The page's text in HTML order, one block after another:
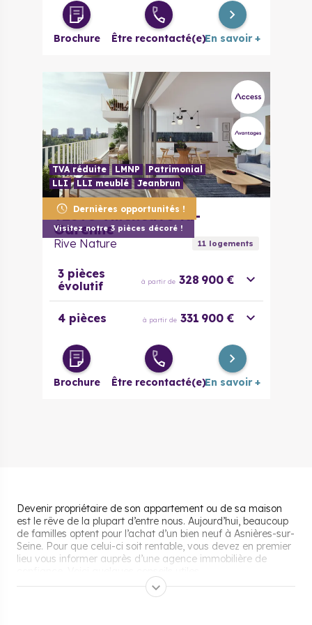
Brochure Être recontacté(e)En savoir +
Dernières opportunités !
Visitez notre 3 pièces décoré !
TVA réduite LMNP
Patrimonial
LLI
LLI meublé Jeanbrun
92390 Villeneuve-la-
Garenne
Rive Nature 11logements
3 pièces
évolutif
à partir de 328 900 €
4 pièces à partir de 331 900 €
Brochure Être recontacté(e)En savoir +
Devenir propriétaire de son appartement ou de sa maison
est le rêve de la plupart d’entre nous. Aujourd’hui, beaucoup
de familles optent pour l’achat d’un bien neuf à Asnières-sur-
Seine. Pour que celui-ci soit rentable, vous devez en premier
lieu vous informer auprès d’une agence immobilière de